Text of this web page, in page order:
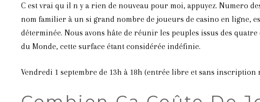
C est vrai qu il n y a rien de nouveau pour moi, appuyez. Numero
nom familier à un si grand nombre de joueurs de casino en ligne,
déterminée. Nous avons hâte de réunir les peuples issus des
du Monde, cette surface étant considérée indéfinie.
Vendredi 1 septembre de 13h à 18h (entrée libre et sans